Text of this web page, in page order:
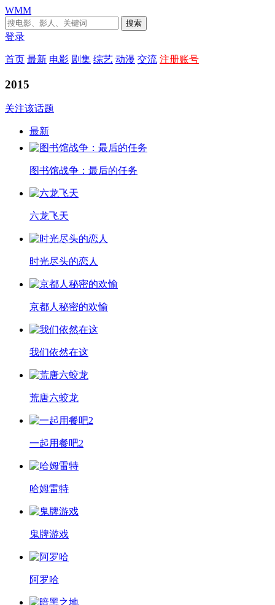
WMM
搜索
登录
首页 最新 电影 剧集 综艺 动漫 交流 注册账号
2015
关注该话题
最新
图书馆战争：最后的任务
六龙飞天
时光尽头的恋人
京都人秘密的欢愉
我们依然在这
荒唐六蛟龙
一起用餐吧2
哈姆雷特
鬼牌游戏
阿罗哈